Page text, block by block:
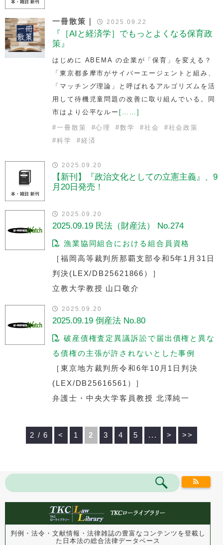
一冊散策｜ 2025.09.22
『［AIと経済学］でもっとよくなる保育政
策』
はじめに ABEMA の企業が「保育」を変える？
「東京都多摩市がサイバーエージェントと組み、
「マッチング理論」と呼ばれるアルゴリズムを活
用して待機児童問題の改善に取り組んでいる。同
市はより公平なルー [……]
# 一冊散策 #心理 #数学 #社会 #社会政策
#科学 #経済
2025.09.20
【新刊】『政治文化としての立憲主義』、9
月20日発売！
2025.09.20
2025.09.19 民法（財産法） No.274
漁業協同組合における組合員資格
［福岡高等裁判所那覇支部令和5年1月31日
判決(LEX/DB25621866）］
立教大学教授 山口敬介
2025.09.20
2025.09.19 倒産法 No.80
破産債権査定異議訴訟で届出債権と異な
る債権の主張が許されないとした事例
［東京地方裁判所令和6年10月1日判決
(LEX/DB25616561）］
弁護士・中央大学客員教授 北澤純一
2 / 6 < 1 2 3 4 5 ... > >>
判例・法令・文献情報・法律雑誌の豊富なコンテンツを登載し
た 日本法の総合法律データベース